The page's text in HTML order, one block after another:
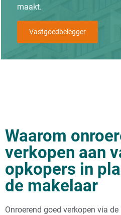
maakt.
Vastgoedbelegger
Waarom
verkopen aan
opkopers in
de makelaar
Onroerend goed verkopen via